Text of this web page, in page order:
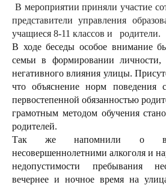
В мероприятии приняли участие
представители управления
учащиеся 8-11 классов и родители.
В ходе беседы особое внимание
семьи в формировании личности,
негативного влияния улицы.
что объяснение норм поведения
первостепенной обязанностью
грамотным методом обучения
родителей.
Так же напомнили о
несовершеннолетними алкоголя и
недопустимости пребывания
вечернее и ночное время на